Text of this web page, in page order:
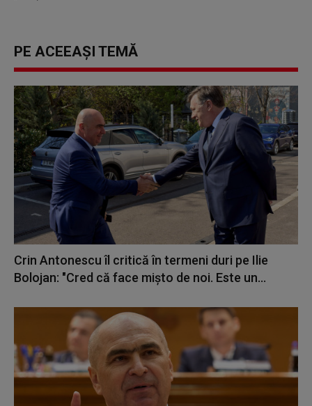
PE ACEEAȘI TEMĂ
Crin Antonescu îl critică în termeni duri pe Ilie
Bolojan: "Cred că face mișto de noi. Este un...